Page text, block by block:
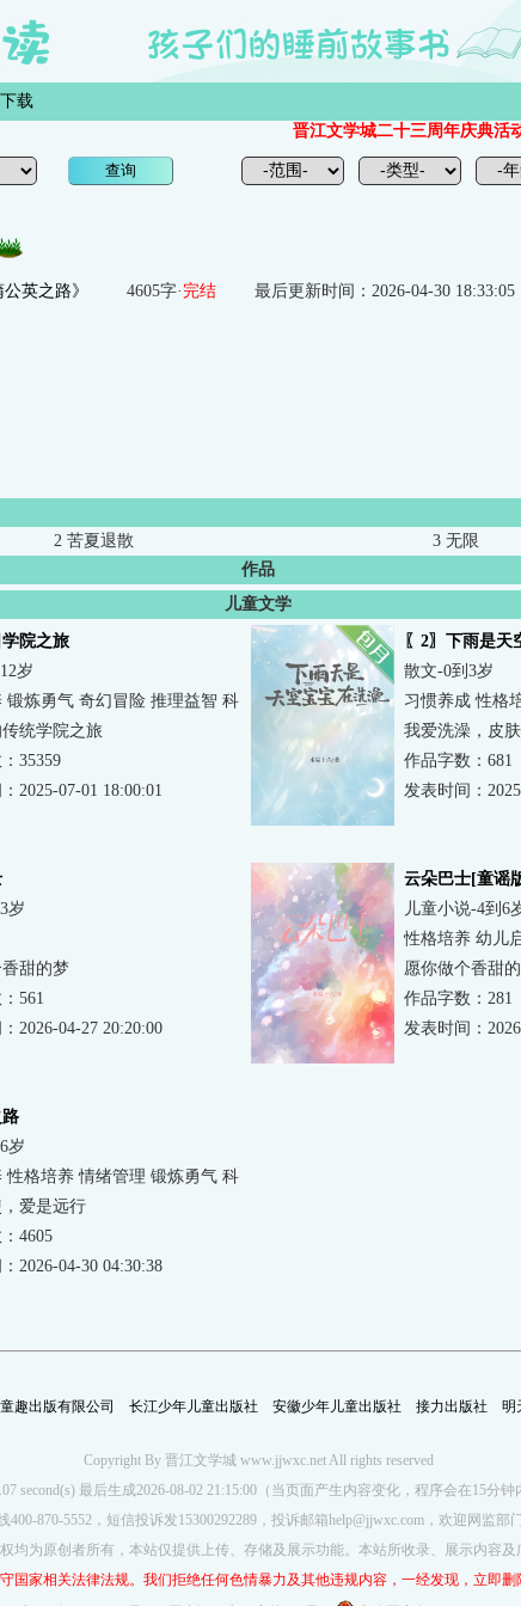
载
晋江文学城二十三周年庆典活动
公英之路》 4605字· 完结 最后更新时间：2026-04-30 18:33:05
2 苦夏退散
3 无限
作品
儿童文学
院之旅
岁
锻炼勇气 奇幻冒险 推理益智 科
解世界
统学院之旅
35359
2025-07-01 18:00:01
〖2〗下雨是天
散文-0到3岁
习惯养成 性格
我爱洗澡，皮
作品字数：681
发表时间：
岁
甜的梦
561
2026-04-27 20:20:00
云朵巴士[童谣
儿童小说-4到6
性格培养 幼儿
普小说 理解世
愿你做个香甜
作品字数：281
发表时间：
岁
性格培养 情绪管理 锻炼勇气 科
解世界
爱是远行
4605
2026-04-30 04:30:38
童趣出版有限公司 长江少年儿童出版社 安徽少年儿童出版社 接力出版社 明
Copyright By 晋江文学城 www.jjwxc.net All rights reserved
second(s) 最后生成2026-08-02 21:15:00（当页面产生内容变化，程序会在15分钟
870-5552，短信投诉发15300292289，投诉邮箱help@jjwxc.com，欢迎网监
均为原创者所有，本站仅提供上传、存储及展示功能。本站所收录、展示内容及
国家相关法律法规。我们拒绝任何色情暴力及其他违规内容，一经发现，立即删